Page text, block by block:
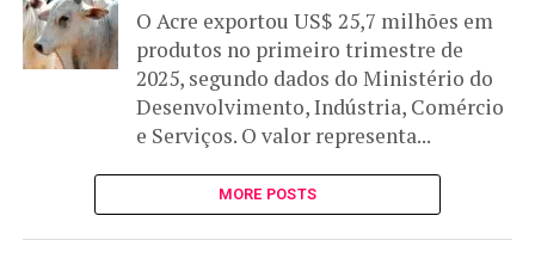
O Acre exportou US$ 25,7 milhões em
produtos no primeiro trimestre de
2025, segundo dados do Ministério do
Desenvolvimento, Indústria, Comércio
e Serviços. O valor representa...
MORE POSTS